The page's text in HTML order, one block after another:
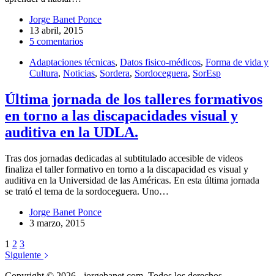
Jorge Banet Ponce
13 abril, 2015
5 comentarios
Adaptaciones técnicas, Datos fisico-médicos, Forma de vida y
Cultura, Noticias, Sordera, Sordoceguera, SorEsp
Última jornada de los talleres formativos
en torno a las discapacidades visual y
auditiva en la UDLA.
Tras dos jornadas dedicadas al subtitulado accesible de videos
finaliza el taller formativo en torno a la discapacidad es visual y
auditiva en la Universidad de las Américas. En esta última jornada
se trató el tema de la sordoceguera. Uno…
Jorge Banet Ponce
3 marzo, 2015
1 2 3
Siguiente